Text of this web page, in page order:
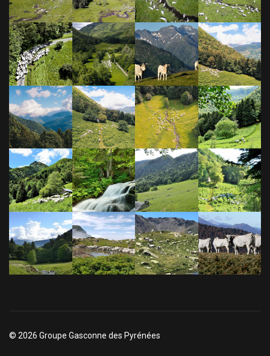
© 2026 Groupe Gasconne des Pyrénées